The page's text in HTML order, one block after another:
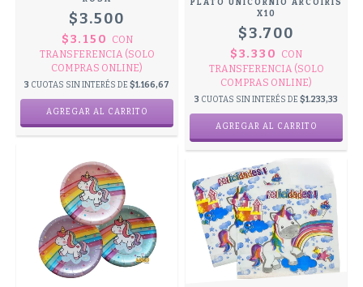
$3.500
$3.150
CON
TRANSFERENCIA (SOLO
COMPRAS ONLINE)
3 CUOTAS SIN INTERÉS DE $1.166,67
PLATO UNICORNIO ARCOIRIS
X10
$3.700
$3.330
CON
TRANSFERENCIA (SOLO
COMPRAS ONLINE)
3 CUOTAS SIN INTERÉS DE $1.233,33